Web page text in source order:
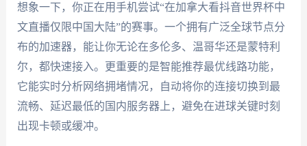
想象一下，你正在用手机尝试“在加拿大看抖音世界杯中
文直播仅限中国大陆”的赛事。一个拥有广泛全球节点分
布的加速器，能让你无论在多伦多、温哥华还是蒙特利
尔，都快速接入。更重要的是智能推荐最优线路功能，
它能实时分析网络拥堵情况，自动将你的连接切换到最
流畅、延迟最低的国内服务器上，避免在进球关键时刻
出现卡顿或缓冲。